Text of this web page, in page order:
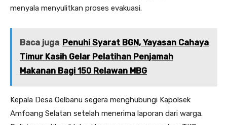
menyala menyulitkan proses evakuasi.
Baca juga Penuhi Syarat BGN, Yayasan Cahaya
Timur Kasih Gelar Pelatihan Penjamah
Makanan Bagi 150 Relawan MBG
Kepala Desa Oelbanu segera menghubungi Kapolsek
Amfoang Selatan setelah menerima laporan dari warga.